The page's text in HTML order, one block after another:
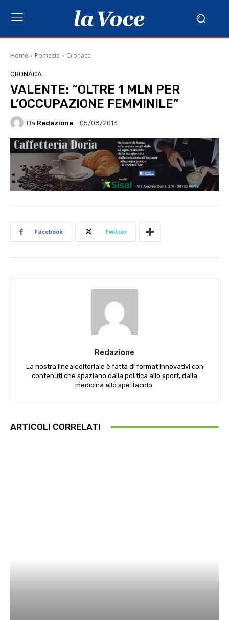
Home Pomezia Cronaca
CRONACA
VALENTE: “OLTRE 1 MLN PER
L’OCCUPAZIONE FEMMINILE”
Da Redazione 05/08/2013
Facebook Twitter
Redazione
La nostra linea editoriale è fatta di format innovativi con
contenuti che spaziano dalla politica allo sport, dalla
medicina allo spettacolo.
ARTICOLI CORRELATI